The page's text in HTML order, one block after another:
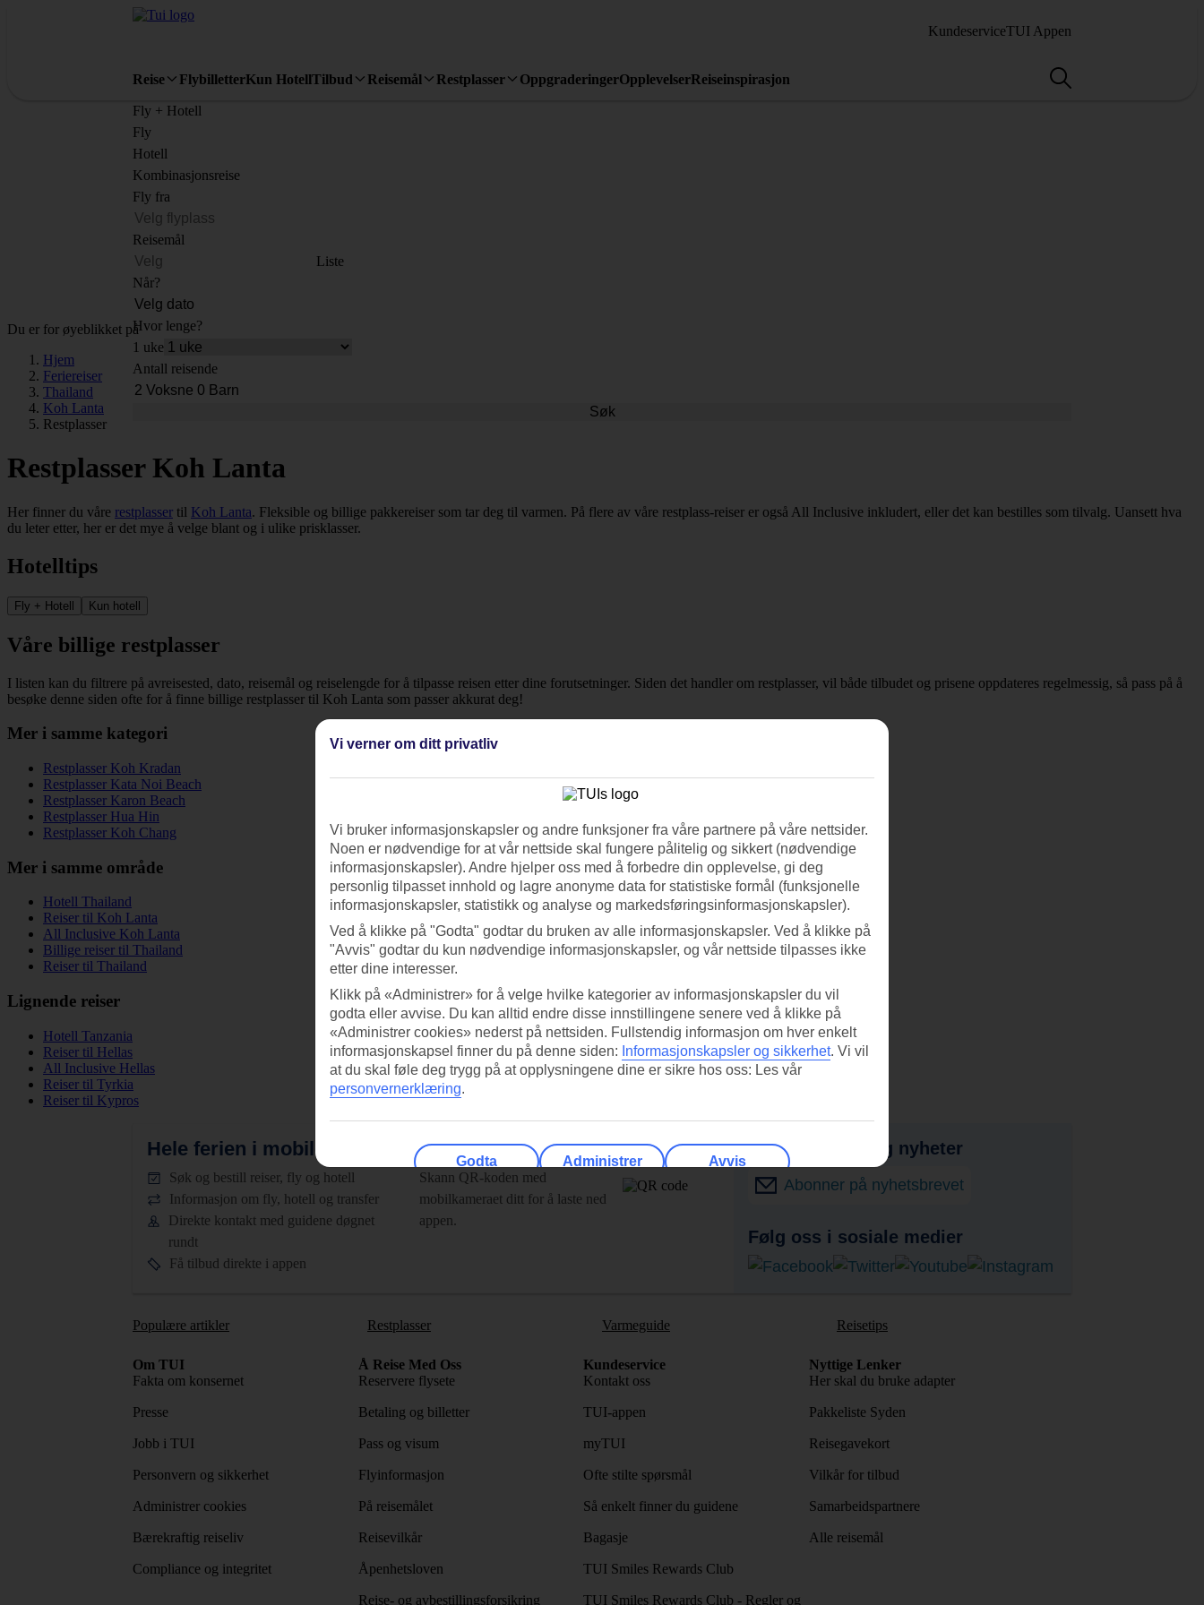
KundeserviceTUI Appen
Reise FlybilletterKun HotellTilbud Reisemål Restplasser OppgraderingerOpplevelserReiseinspirasjon
Fly + Hotell
Fly
Hotell
Kombinasjonsreise
Fly fra
Reisemål
Liste
Når?
Hvor lenge?
1 uke
Antall reisende
Søk
Du er for øyeblikket på
Hjem
Feriereiser
Thailand
Koh Lanta
Restplasser
Restplasser Koh Lanta
Her finner du våre restplasser til Koh Lanta. Fleksible og billige pakkereiser som tar deg til varmen. På flere av våre restplass-reiser er også All Inclusive inkludert, eller det kan bestilles som tilvalg. Uansett hva
du leter etter, her er det mye å velge blant og i ulike prisklasser.
Hotelltips
Fly + Hotell Kun hotell
Våre billige restplasser
I listen kan du filtrere på avreisested, dato, reisemål og reiselengde for å tilpasse reisen etter dine forutsetninger. Siden det handler om restplasser, vil både tilbudet og prisene oppdateres regelmessig, så pass på å
besøke denne siden ofte for å finne billige restplasser til Koh Lanta som passer akkurat deg!
Mer i samme kategori
Restplasser Koh Kradan
Restplasser Kata Noi Beach
Restplasser Karon Beach
Restplasser Hua Hin
Restplasser Koh Chang
Mer i samme område
Hotell Thailand
Reiser til Koh Lanta
All Inclusive Koh Lanta
Billige reiser til Thailand
Reiser til Thailand
Lignende reiser
Hotell Tanzania
Reiser til Hellas
All Inclusive Hellas
Reiser til Tyrkia
Reiser til Kypros
Hele ferien i mobilen. Last ned TUI-appen i dag!
Søk og bestill reiser, fly og hotell
Informasjon om fly, hotell og transfer
Direkte kontakt med guidene døgnet
rundt
Få tilbud direkte i appen
Skann QR-koden med
mobilkameraet ditt for å laste ned
appen.
Få tilbud, tips og nyheter
Abonner på nyhetsbrevet
Følg oss i sosiale medier
Populære artikler Restplasser Varmeguide Reisetips
Om TUI
Fakta om konsernet
Presse
Jobb i TUI
Personvern og sikkerhet
Administrer cookies
Bærekraftig reiseliv
Compliance og integritet
Å Reise Med Oss
Reservere flysete
Betaling og billetter
Pass og visum
Flyinformasjon
På reisemålet
Reisevilkår
Åpenhetsloven
Reise- og avbestillingsforsikring
Kundeservice
Kontakt oss
TUI-appen
myTUI
Ofte stilte spørsmål
Så enkelt finner du guidene
Bagasje
TUI Smiles Rewards Club
TUI Smiles Rewards Club - Regler og
Nyttige Lenker
Her skal du bruke adapter
Pakkeliste Syden
Reisegavekort
Vilkår for tilbud
Samarbeidspartnere
Alle reisemål
Vi verner om ditt privatliv
Vi bruker informasjonskapsler og andre funksjoner fra våre partnere på våre nettsider.
Noen er nødvendige for at vår nettside skal fungere pålitelig og sikkert (nødvendige
informasjonskapsler). Andre hjelper oss med å forbedre din opplevelse, gi deg
personlig tilpasset innhold og lagre anonyme data for statistiske formål (funksjonelle
informasjonskapsler, statistikk og analyse og markedsføringsinformasjonskapsler).
Ved å klikke på "Godta" godtar du bruken av alle informasjonskapsler. Ved å klikke på
"Avvis" godtar du kun nødvendige informasjonskapsler, og vår nettside tilpasses ikke
etter dine interesser.
Klikk på «Administrer» for å velge hvilke kategorier av informasjonskapsler du vil
godta eller avvise. Du kan alltid endre disse innstillingene senere ved å klikke på
«Administrer cookies» nederst på nettsiden. Fullstendig informasjon om hver enkelt
informasjonskapsel finner du på denne siden: Informasjonskapsler og sikkerhet. Vi vil
at du skal føle deg trygg på at opplysningene dine er sikre hos oss: Les vår
personvernerklæring.
Godta Administrer Avvis